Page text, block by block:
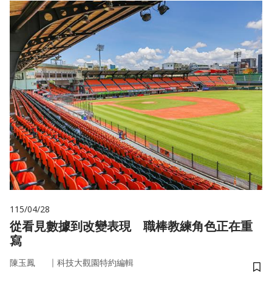
115/04/28
從看見數據到改變表現 職棒教練角色正在重
寫
陳玉鳳 ｜ 科技大觀園特約編輯
儲